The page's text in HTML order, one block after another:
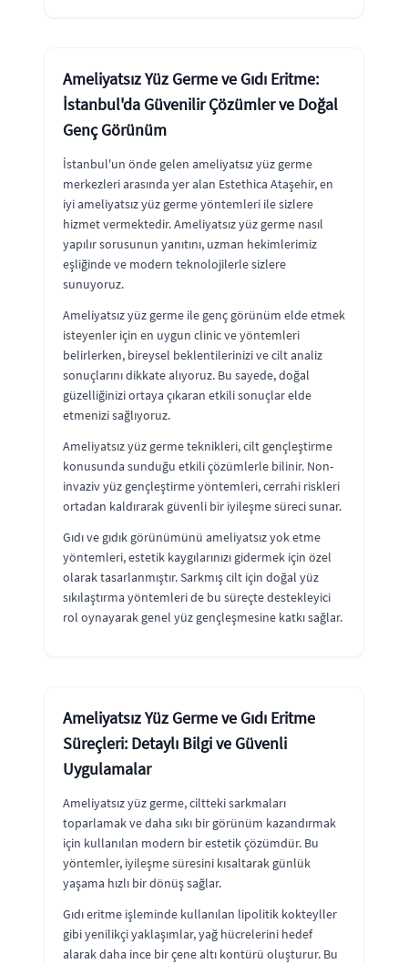
Ameliyatsız Yüz Germe ve Gıdı Eritme:
İstanbul'da Güvenilir Çözümler ve Doğal
Genç Görünüm
İstanbul'un önde gelen ameliyatsız yüz germe
merkezleri arasında yer alan Estethica Ataşehir, en
iyi ameliyatsız yüz germe yöntemleri ile sizlere
hizmet vermektedir. Ameliyatsız yüz germe nasıl
yapılır sorusunun yanıtını, uzman hekimlerimiz
eşliğinde ve modern teknolojilerle sizlere
sunuyoruz.
Ameliyatsız yüz germe ile genç görünüm elde etmek
isteyenler için en uygun clinic ve yöntemleri
belirlerken, bireysel beklentilerinizi ve cilt analiz
sonuçlarını dikkate alıyoruz. Bu sayede, doğal
güzelliğinizi ortaya çıkaran etkili sonuçlar elde
etmenizi sağlıyoruz.
Ameliyatsız yüz germe teknikleri, cilt gençleştirme
konusunda sunduğu etkili çözümlerle bilinir. Non-
invaziv yüz gençleştirme yöntemleri, cerrahi riskleri
ortadan kaldırarak güvenli bir iyileşme süreci sunar.
Gıdı ve gıdık görünümünü ameliyatsız yok etme
yöntemleri, estetik kaygılarınızı gidermek için özel
olarak tasarlanmıştır. Sarkmış cilt için doğal yüz
sıkılaştırma yöntemleri de bu süreçte destekleyici
rol oynayarak genel yüz gençleşmesine katkı sağlar.
Ameliyatsız Yüz Germe ve Gıdı Eritme
Süreçleri: Detaylı Bilgi ve Güvenli
Uygulamalar
Ameliyatsız yüz germe, ciltteki sarkmaları
toparlamak ve daha sıkı bir görünüm kazandırmak
için kullanılan modern bir estetik çözümdür. Bu
yöntemler, iyileşme süresini kısaltarak günlük
yaşama hızlı bir dönüş sağlar.
Gıdı eritme işleminde kullanılan lipolitik kokteyller
gibi yenilikçi yaklaşımlar, yağ hücrelerini hedef
alarak daha ince bir çene altı kontürü oluşturur. Bu